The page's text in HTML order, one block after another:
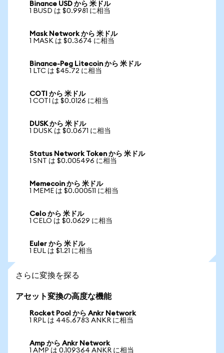
Binance USD から 米ドル
1 BUSD は $0.9981 に相当
Mask Network から 米ドル
1 MASK は $0.3674 に相当
Binance-Peg Litecoin から 米ドル
1 LTC は $45.72 に相当
COTI から 米ドル
1 COTI は $0.0126 に相当
DUSK から 米ドル
1 DUSK は $0.0671 に相当
Status Network Token から 米ドル
1 SNT は $0.005496 に相当
Memecoin から 米ドル
1 MEME は $0.000511 に相当
Celo から 米ドル
1 CELO は $0.0629 に相当
Euler から 米ドル
1 EUL は $1.21 に相当
さらに変換を探る
アセット変換の高度な機能
Rocket Pool から Ankr Network
1 RPL は 445.6783 ANKR に相当
Amp から Ankr Network
1 AMP は 0.109364 ANKR に相当